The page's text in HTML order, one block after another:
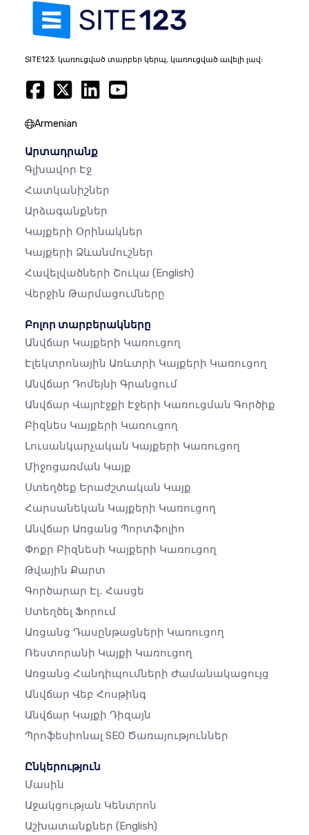
SITE123: կառուցված տարբեր կերպ, կառուցված ավելի լավ։
Armenian
Արտադրանք
Գլխավոր Էջ
Հատկանիշներ
Արձագանքներ
Կայքերի Օրինակներ
Կայքերի Ձևանմուշներ
Հավելվածների Շուկա (English)
Վերջին Թարմացումները
Բոլոր տարբերակները
Անվճար Կայքերի Կառուցող
Էլեկտրոնային Առևտրի Կայքերի Կառուցող
Անվճար Դոմեյնի Գրանցում
Անվճար Վայրէջքի Էջերի Կառուցման Գործիք
Բիզնես Կայքերի Կառուցող
Լուսանկարչական Կայքերի Կառուցող
Միջոցառման Կայք
Ստեղծեք Երաժշտական ​​կայք
Հարսանեկան Կայքերի Կառուցող
Անվճար Առցանց Պորտֆոլիո
Փոքր Բիզնեսի Կայքերի Կառուցող
Թվային Քարտ
Գործարար Էլ․ Հասցե
Ստեղծել Ֆորում
Առցանց Դասընթացների Կառուցող
Ռեստորանի Կայքի Կառուցող
Առցանց Հանդիպումների Ժամանակացույց
Անվճար Վեբ Հոսթինգ
Անվճար Կայքի Դիզայն
Պրոֆեսիոնալ SEO Ծառայություններ
Ընկերություն
Մասին
Աջակցության Կենտրոն
Աշխատանքներ (English)